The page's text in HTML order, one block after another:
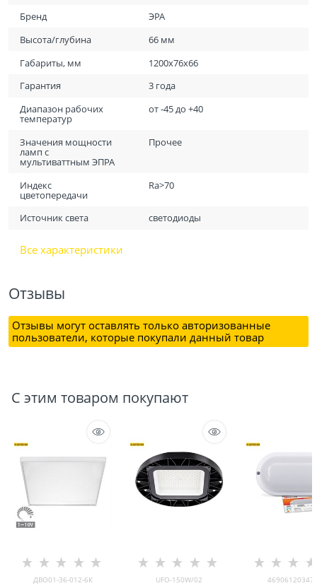
Бренд
ЭРА
Высота/глубина
66 мм
Габариты, мм
1200x76x66
Гарантия
3 года
Диапазон рабочих
температур
от -45 до +40
Значения мощности
ламп с
мультиваттным ЭПРА
Прочее
Индекс
цветопередачи
Ra>70
Источник света светодиоды
Все характеристики
Отзывы
Отзывы могут оставлять только авторизованные
пользователи, которые покупали данный товар
С этим товаром покупают
ДВО01-36-012-6К UFO-150W/02